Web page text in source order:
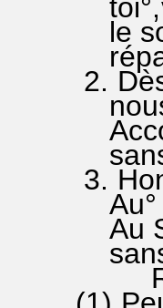
le
2.
sans
3.
Au
sans
R.